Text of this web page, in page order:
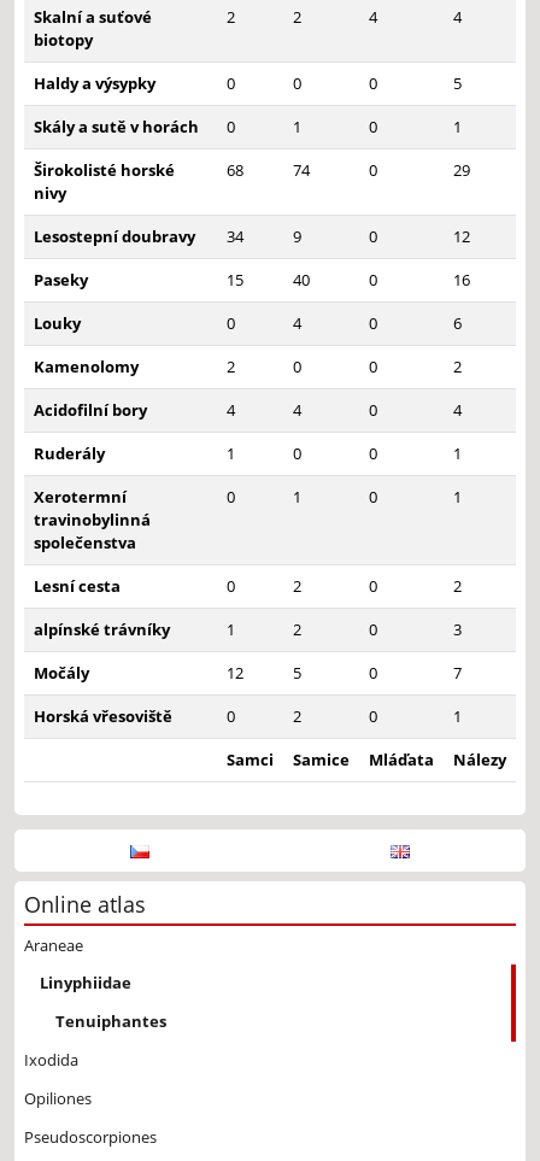
Skalní a suťové
biotopy
2 2 4 4
Haldy a výsypky 0 0 0
5
Skály a sutě v horách
0 1 0
1
Širokolisté horské
nivy
68 74 0 29
Lesostepní doubravy 34 9 0
12
Paseky
15 40 0
16
Louky
0 4 0
6
Kamenolomy
2 0 0
2
Acidofilní bory
4 4 0
4
Ruderály
1 0 0
1
Xerotermní
travinobylinná
společenstva
0 1 0 1
Lesní cesta 0 2 0
2
alpínské trávníky
1 2 0
3
Močály
12 5 0
7
Horská vřesoviště
0 2 0
1
Samci
Samice Mláďata Nálezy
Online atlas
Araneae
Linyphiidae
Tenuiphantes
Ixodida
Opiliones
Pseudoscorpiones